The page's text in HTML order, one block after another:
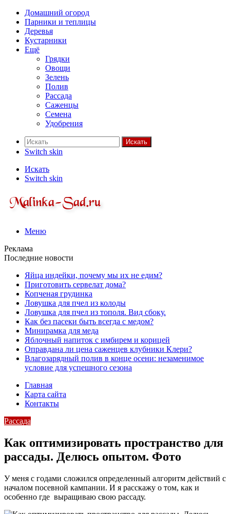
Домашний огород
Парники и теплицы
Деревья
Кустарники
Ещё
Грядки
Овощи
Зелень
Полив
Рассада
Саженцы
Семена
Удобрения
Искать
Switch skin
Искать
Switch skin
Меню
Реклама
Последние новости
Яйца индейки, почему мы их не едим?
Приготовить сервелат⁠⁠ дома?
Копченая грудинка
Ловушка для пчел из колоды
Ловушка для пчел из тополя. Вид сбоку.
Как без пасеки быть всегда с медом?
Минирамка для меда
Яблочный напиток с имбирем и корицей
Оправдана ли цена саженцев клубники Клери?
Влагозарядный полив в конце осени: незаменимое
условие для успешного сезона
Главная
Карта сайта
Контакты
Рассада
Как оптимизировать пространство для
рассады. Делюсь опытом. Фото
У меня с годами сложился определенный алгоритм действий с
началом посевной кампании. И я расскажу о том, как и
особенно где выращиваю свою рассаду.